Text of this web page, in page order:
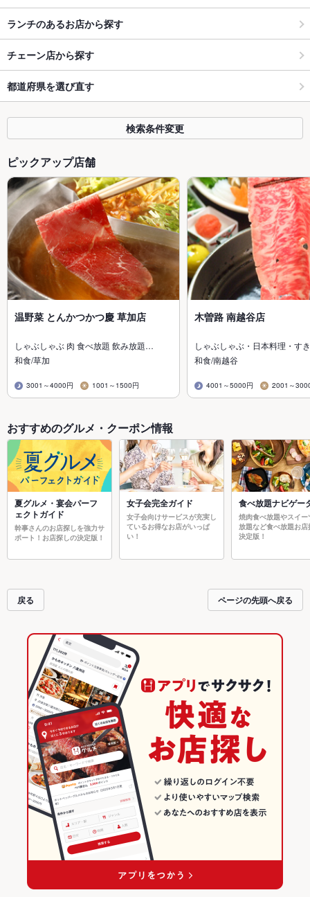
ランチのあるお店から探す
チェーン店から探す
都道府県を選び直す
検索条件変更
ピックアップ店舗
温野菜 とんかつかつ慶 草加店
しゃぶしゃぶ 肉 食べ放題 飲み放題…
和食/草加
3001～4000円 1001～1500円
木曽路 南越谷店
しゃぶしゃぶ・日本料理・す
和食/南越谷
4001～5000円 2001～
おすすめのグルメ・クーポン情報
夏グルメ・宴会パーフ
ェクトガイド
幹事さんのお店探しを強力サ
ポート！お店探しの決定版！
女子会完全ガイド
女子会向けサービスが充実し
ているお得なお店がいっぱ
い！
食べ放題ナビゲー
焼肉食べ放題やスイー
放題など食べ放題お店
決定版！
戻る ページの先頭へ戻る